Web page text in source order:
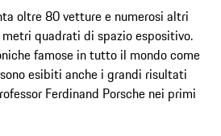
oltre 80 vetture e numerosi altri
quadrati di spazio espositivo.
famose in tutto il mondo come
esibiti anche i grandi risultati
Ferdinand Porsche nei primi